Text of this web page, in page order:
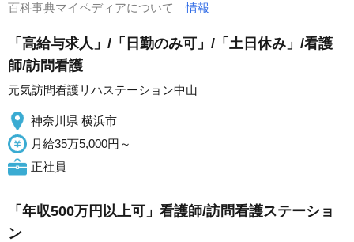
百科事典マイペディアについて情報
「高給与求人」/「日勤のみ可」/「土日休み」/看護
師/訪問看護
元気訪問看護リハステーション中山
神奈川県 横浜市
月給35万5,000円～
正社員
「年収500万円以上可」看護師/訪問看護ステーショ
ン